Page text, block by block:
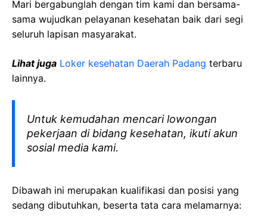
Mari bergabunglah dengan tim kami dan bersama-
sama wujudkan pelayanan kesehatan baik dari segi
seluruh lapisan masyarakat.
Lihat juga Loker kesehatan Daerah Padang terbaru
lainnya.
Untuk kemudahan mencari lowongan
pekerjaan di bidang kesehatan, ikuti akun
sosial media kami.
Dibawah ini merupakan kualifikasi dan posisi yang
sedang dibutuhkan, beserta tata cara melamarnya: